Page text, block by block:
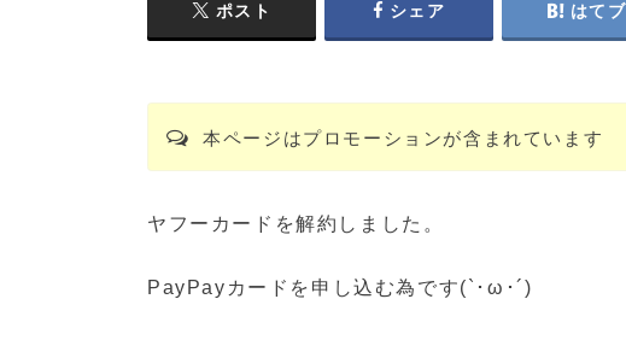
ポスト シェア はてブ
本ページはプロモーションが含まれています
ヤフーカードを解約しました。
PayPayカードを申し込む為です(`･ω･´)ゞ